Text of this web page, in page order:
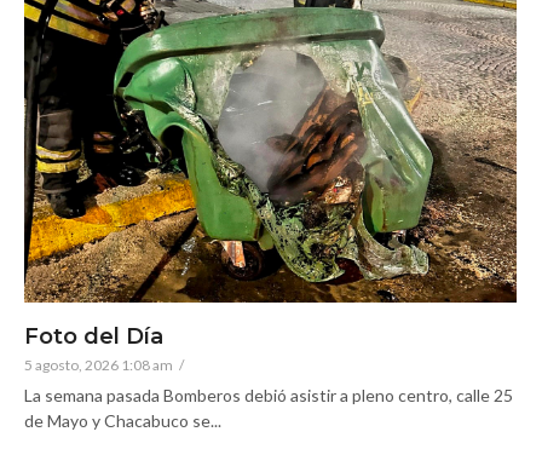
Foto del Día
5 agosto, 2026 1:08 am /
La semana pasada Bomberos debió asistir a pleno centro, calle 25
de Mayo y Chacabuco se...